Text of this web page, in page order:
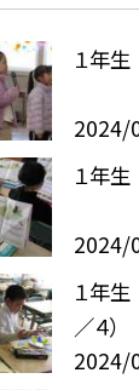
１年生
2024/
１年生
2024/
１年生
／４）
2024/